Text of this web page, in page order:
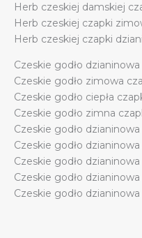
Herb czeskiej damskiej
Herb czeskiej czapki
Herb czeskiej czapki
Czeskie godło
Czeskie godło zimowa
Czeskie godło ciepła
Czeskie godło zimna
Czeskie godło
Czeskie godło
Czeskie godło
Czeskie godło
Czeskie godło